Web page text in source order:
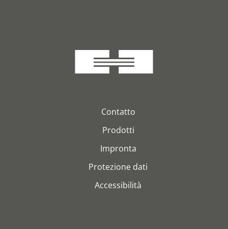
Contatto
Prodotti
Impronta
Protezione dati
Accessibilità